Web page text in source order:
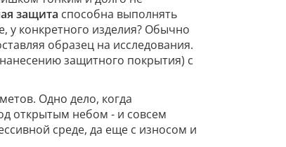
защита способна выполнять
у конкретного изделия? Обычно
образец на исследования.
защитного покрытия) с
Одно дело, когда
открытым небом - и совсем
среде, да еще с износом и